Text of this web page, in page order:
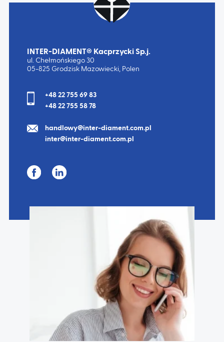
INTER-DIAMENT® Kacprzycki Sp.j.
ul. Chełmońskiego 30
05-825 Grodzisk Mazowiecki, Polen
+48 22 755 69 83
+48 22 755 58 78
handlowy@inter-diament.com.pl
inter@inter-diament.com.pl